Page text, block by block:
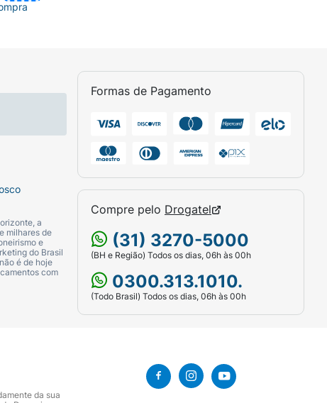
a
milhares de
e
do Brasil
é de hoje
com
Formas de Pagamento
Compre pelo Drogatel
(31) 3270-5000
(BH e Região) Todos os dias, 06h às 00h
0300.313.1010.
(Todo Brasil) Todos os dias, 06h às 00h
da sua